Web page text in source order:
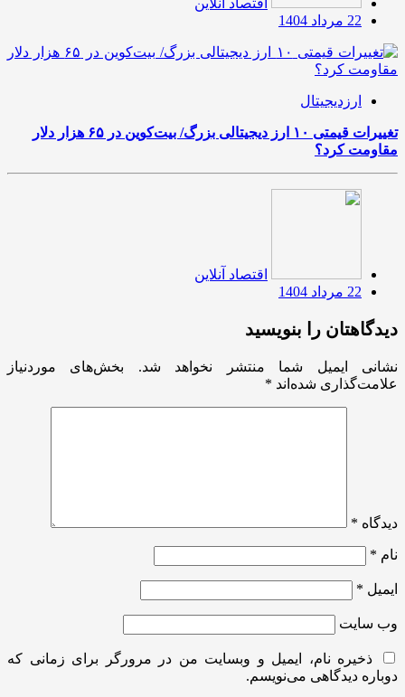
22 مرداد 1404
ارزدیجیتال
تغییرات قیمتی ۱۰ ارز دیجیتالی بزرگ/ بیت‌کوین در ۶۵ هزار دلار
مقاومت کرد؟
اقتصاد آنلاین
22 مرداد 1404
دیدگاهتان را بنویسید
نشانی ایمیل شما منتشر نخواهد شد.
بخش‌های موردنیاز
علامت‌گذاری شده‌اند *
دیدگاه *
نام *
ایمیل *
وب‌ سایت
ذخیره نام، ایمیل و وبسایت من در مرورگر برای زمانی که
دوباره دیدگاهی می‌نویسم.